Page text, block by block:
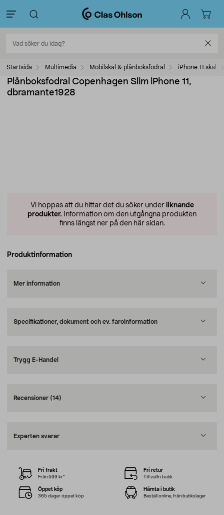
Startsida Multimedia Mobilskal & plånboksfodral iPhone 11 skal
Plånboksfodral Copenhagen Slim iPhone 11,
dbramante1928
Vi hoppas att du hittar det du söker under liknande
produkter. Information om den utgångna produkten
finns längst ner på den här sidan.
Produktinformation
Mer information
Specifikationer, dokument och ev. faroinformation
Trygg E-Handel
Recensioner (14)
Experten svarar
Fri frakt
Från 599 kr*
Fri retur
Till valfri butik
Öppet köp
365 dagar öppet köp
Hämta i butik
Beställ online, från butikslager